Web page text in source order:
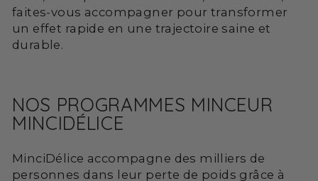
faites-vous accompagner pour transformer
un effet rapide en une trajectoire saine et
durable.
NOS PROGRAMMES MINCEUR
MINCIDÉLICE
MinciDélice accompagne des milliers de
personnes dans leur perte de poids grâce à